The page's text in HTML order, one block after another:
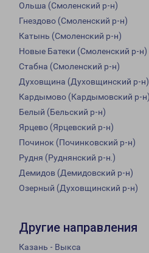
Ольша (Смоленский р-н)
Гнездово (Смоленский р-н)
Катынь (Смоленский р-н)
Новые Батеки (Смоленский р-н)
Стабна (Смоленский р-н)
Духовщина (Духовщинский р-н)
Кардымово (Кардымовский р-н)
Белый (Бельский р-н)
Ярцево (Ярцевский р-н)
Починок (Починковский р-н)
Рудня (Руднянский р-н.)
Демидов (Демидовский р-н)
Озерный (Духовщинский р-н)
Другие направления
Казань - Выкса